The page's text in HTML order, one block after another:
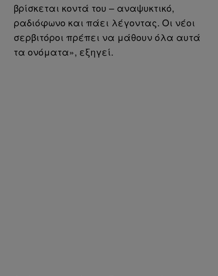
βρίσκεται κοντά του – αναψυκτικό,
ραδιόφωνο και πάει λέγοντας. Οι νέοι
σερβιτόροι πρέπει να μάθουν όλα αυτά
τα ονόματα», εξηγεί.